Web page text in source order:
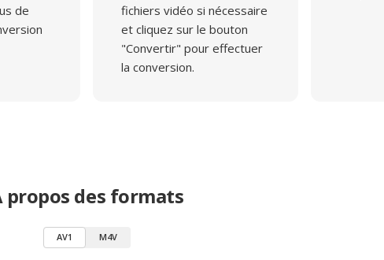
de
fichiers vidéo si nécessaire
et cliquez sur le bouton
"Convertir" pour effectuer
la conversion.
propos des formats
AV1 M4V